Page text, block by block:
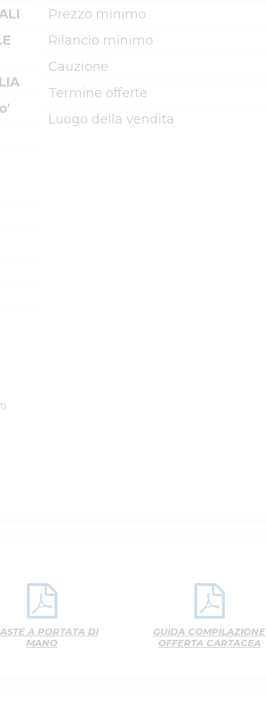
Prezzo minimo
Rilancio minimo
Cauzione
Termine offerte
Luogo della vendita
A PORTATA DI
MANO
GUIDA COMPILAZIONE
OFFERTA CARTACEA